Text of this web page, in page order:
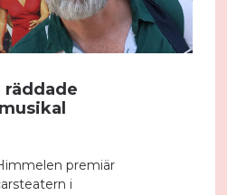
räddade
premiär
i